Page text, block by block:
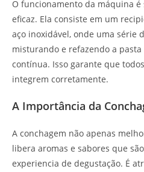
O funcionamento da máquina
eficaz. Ela consiste em um
aço inoxidável, onde uma série
misturando e refazendo a
contínua. Isso garante que
integrem corretamente.
A Importância da
A conchagem não apenas
libera aromas e sabores que
experiencia de degustação. É